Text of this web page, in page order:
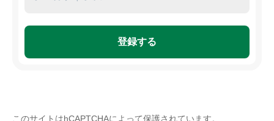
このサイトはhCAPTCHAによって保護されています。